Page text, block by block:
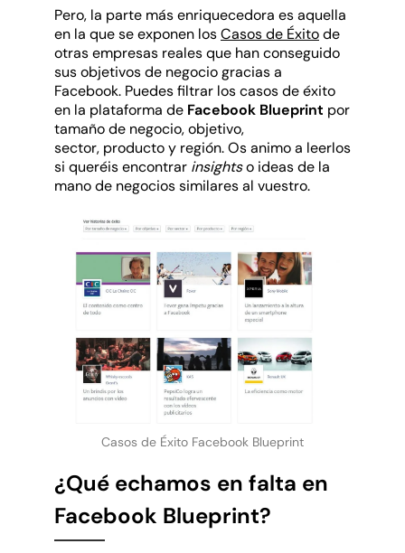
Pero, la parte más enriquecedora es aquella
en la que se exponen losCasos de Éxitode
otras empresas reales que han conseguido
sus objetivos de negocio gracias a
Facebook. Puedes filtrar los casos de éxito
en la plataforma de Facebook Blueprint por
tamaño de negocio, objetivo,
sector, producto y región. Os animo a leerlos
si queréis encontrar insightso ideas de la
mano de negocios similares al vuestro.
Casos de Éxito Facebook Blueprint
¿Qué echamos en falta en
Facebook Blueprint?